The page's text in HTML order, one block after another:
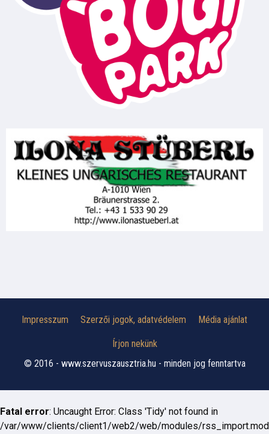
Impresszum Szerzői jogok, adatvédelem Média ajánlat
Írjon nekünk
© 2016 - www.szervuszausztria.hu - minden jog fenntartva
Fatal error: Uncaught Error: Class 'Tidy' not found in
/var/www/clients/client1/web2/web/modules/